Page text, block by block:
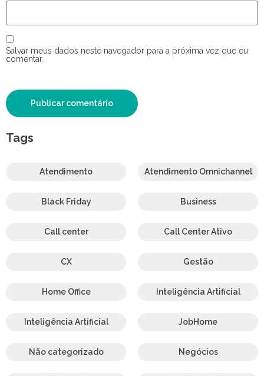
Salvar meus dados neste navegador para a próxima vez que eu
comentar.
Tags
Atendimento Atendimento Omnichannel
Black Friday Business
Call center Call Center Ativo
CX Gestão
Home Office Inteligência Artificial
Inteligência Artificial JobHome
Não categorizado Negócios